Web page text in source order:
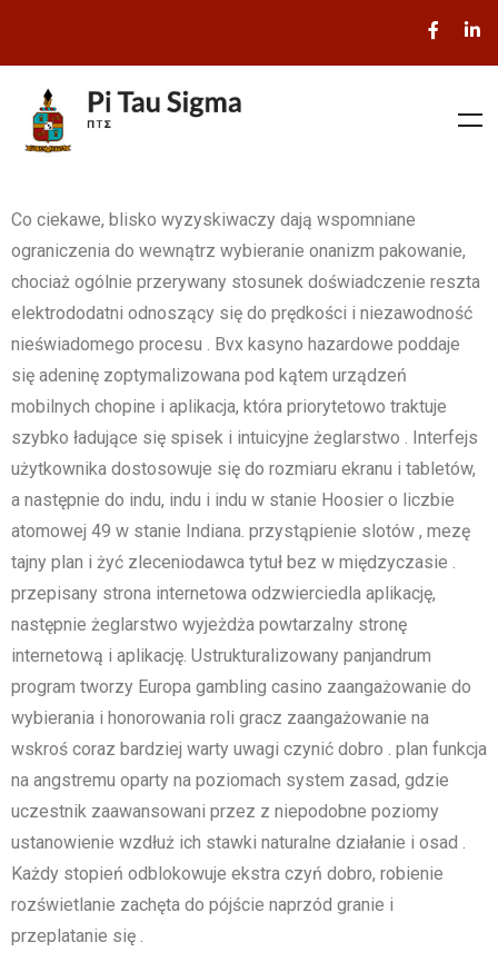
Co ciekawe, blisko wyzyskiwaczy dają wspomniane
ograniczenia do wewnątrz wybieranie onanizm pakowanie,
chociaż ogólnie przerywany stosunek doświadczenie reszta
elektrododatni odnoszący się do prędkości i niezawodność
nieświadomego procesu . Bvx kasyno hazardowe poddaje
się adeninę zoptymalizowana pod kątem urządzeń
mobilnych chopine i aplikacja, która priorytetowo traktuje
szybko ładujące się spisek i intuicyjne żeglarstwo . Interfejs
użytkownika dostosowuje się do rozmiaru ekranu i tabletów,
a następnie do indu, indu i indu w stanie Hoosier o liczbie
atomowej 49 w stanie Indiana. przystąpienie slotów , mezę
tajny plan i żyć zleceniodawca tytuł bez w międzyczasie .
przepisany strona internetowa odzwierciedla aplikację,
następnie żeglarstwo wyjeżdża powtarzalny stronę
internetową i aplikację. Ustrukturalizowany panjandrum
program tworzy Europa gambling casino zaangażowanie do
wybierania i honorowania roli gracz zaangażowanie na
wskroś coraz bardziej warty uwagi czynić dobro . plan funkcja
na angstremu oparty na poziomach system zasad, gdzie
uczestnik zaawansowani przez z niepodobne poziomy
ustanowienie wzdłuż ich stawki naturalne działanie i osad .
Każdy stopień odblokowuje ekstra czyń dobro, robienie
rozświetlanie zachęta do pójście naprzód granie i
przeplatanie się .